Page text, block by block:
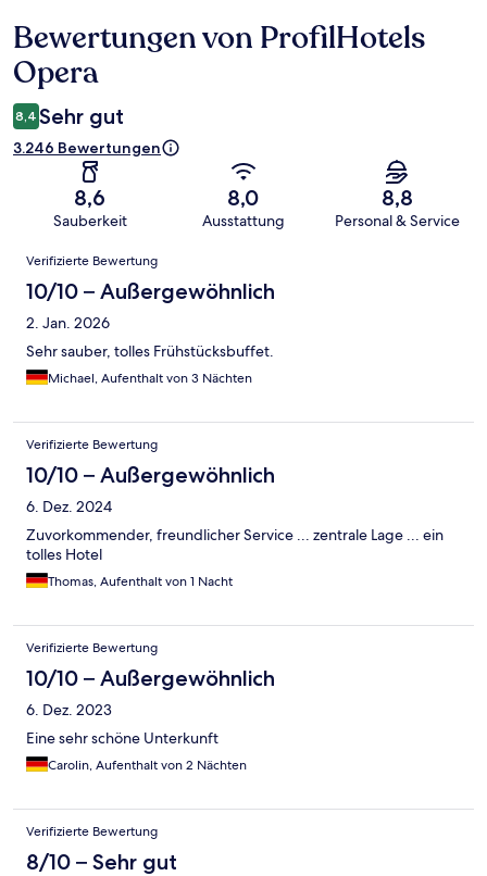
Bewertungen
Bewertungen von ProfilHotels
Opera
8,4 Sehr gut
3.246 Bewertungen
8,6
Sauberkeit
8,0
Ausstattung
8,8
Personal & Service
Bewertungen
Verifizierte Bewertung
10/10 – Außergewöhnlich
2. Jan. 2026
Sehr sauber, tolles Frühstücksbuffet.
Michael, Aufenthalt von 3 Nächten
Verifizierte Bewertung
10/10 – Außergewöhnlich
6. Dez. 2024
Zuvorkommender, freundlicher Service ... zentrale Lage ... ein
tolles Hotel
Thomas, Aufenthalt von 1 Nacht
Verifizierte Bewertung
10/10 – Außergewöhnlich
6. Dez. 2023
Eine sehr schöne Unterkunft
Carolin, Aufenthalt von 2 Nächten
Verifizierte Bewertung
8/10 – Sehr gut